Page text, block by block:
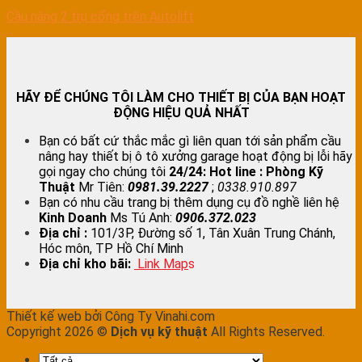
Cầu nâng 2 trụ cổng trên Autolift
HÃY ĐỂ CHÚNG TÔI LÀM CHO THIẾT BỊ CỦA BẠN HOẠT
ĐỘNG HIỆU QUẢ NHẤT
Bạn có bất cứ thắc mắc gì liên quan tới sản phẩm cầu
nâng hay thiết bị ô tô xưởng garage hoạt động bị lỗi hãy
gọi ngay cho chúng tôi 24/24: Hot line : Phòng Kỹ
Thuật Mr Tiên: 0981.39.2227; 0338.910.897
Bạn có nhu cầu trang bị thêm dụng cụ đồ nghề liên hệ
Kinh Doanh Ms Tú Anh: 0906.372.023
Địa chỉ : 101/3P, Đường số 1, Tân Xuân Trung Chánh,
Hóc môn, TP Hồ Chí Minh
Địa chỉ kho bãi: Link Maps
Thiết kế web bởi Công Ty Vinahi.com
Copyright 2026 © Dịch vụ kỹ thuật All Rights Reserved.